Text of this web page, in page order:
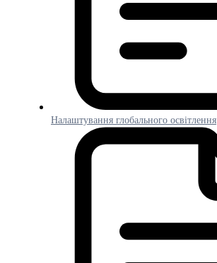
Налаштування глобального освітлення